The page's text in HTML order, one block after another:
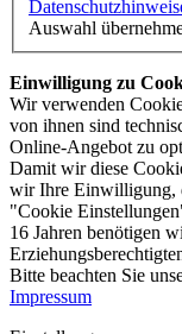
Auswahl
Einwilligung zu
Wir verwenden
von ihnen sind
Online-Angebot zu
Damit wir diese
wir Ihre Einwilligung,
"Cookie
16 Jahren benötigen
Bitte beachten Sie
Impressum